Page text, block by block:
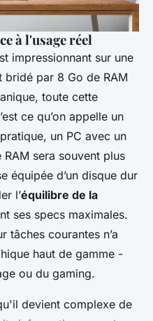
à l'usage réel
impressionnant sur une
bridé par 8 Go de RAM
toute cette
ce qu’on appelle un
un PC avec un
RAM sera souvent plus
équipée d’un disque dur
l’équilibre de la
ses specs maximales.
tâches courantes n’a
haut de gamme -
ou du gaming.
devient complexe de